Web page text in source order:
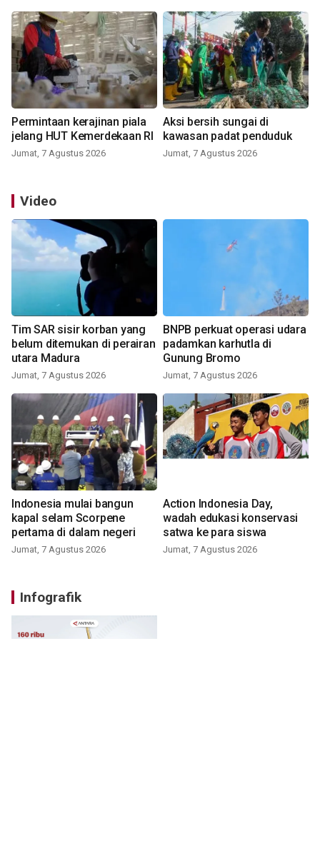
Permintaan kerajinan piala
jelang HUT Kemerdekaan RI
Jumat, 7 Agustus 2026
Aksi bersih sungai di
kawasan padat penduduk
Jumat, 7 Agustus 2026
Video
Tim SAR sisir korban yang
belum ditemukan di perairan
utara Madura
Jumat, 7 Agustus 2026
BNPB perkuat operasi udara
padamkan karhutla di
Gunung Bromo
Jumat, 7 Agustus 2026
Indonesia mulai bangun
kapal selam Scorpene
pertama di dalam negeri
Jumat, 7 Agustus 2026
Action Indonesia Day,
wadah edukasi konservasi
satwa ke para siswa
Jumat, 7 Agustus 2026
Infografik